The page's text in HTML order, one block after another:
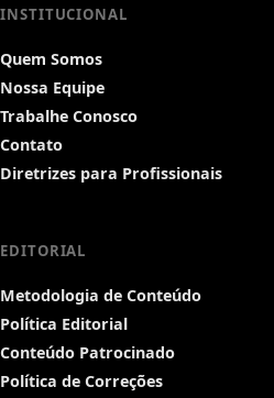
INSTITUCIONAL
Quem Somos
Nossa Equipe
Trabalhe Conosco
Contato
Diretrizes para Profissionais
EDITORIAL
Metodologia de Conteúdo
Política Editorial
Conteúdo Patrocinado
Política de Correções